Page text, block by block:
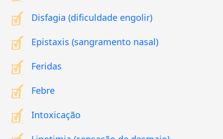
Disfagia (dificuldade engolir)
Epistaxis (sangramento nasal)
Feridas
Febre
Intoxicação